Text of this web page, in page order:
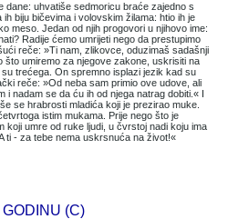
dane: uhvatiše sedmoricu braće zajedno s
biju bičevima i volovskim žilama: htio ih je
meso. Jedan od njih progovori u njihovo ime:
Radije ćemo umrijeti nego da prestupimo
reče: »Ti nam, zlikovce, oduzimaš sadašnji
što umiremo za njegove zakone, uskrisiti na
trećega. On spremno isplazi jezik kad su
reče: »Od neba sam primio ove udove, ali
i nadam se da ću ih od njega natrag dobiti.« I
se hrabrosti mladića koji je prezirao muke.
istim mukama. Prije nego što je
koji umre od ruke ljudi, u čvrstoj nadi koju ima
ti - za tebe nema uskrsnuća na život!«
(C)